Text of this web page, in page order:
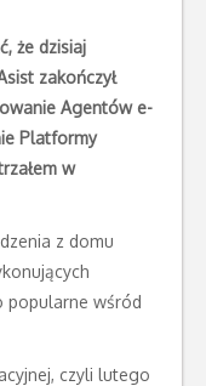
że dzisiaj
zakończył
Agentów e-
Platformy
w
z domu
popularne wśród
czyli lutego